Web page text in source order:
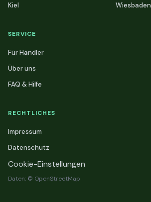
Kiel
Wiesbaden
SERVICE
Für Händler
Über uns
FAQ & Hilfe
RECHTLICHES
Impressum
Datenschutz
Cookie-Einstellungen
Daten: © OpenStreetMap